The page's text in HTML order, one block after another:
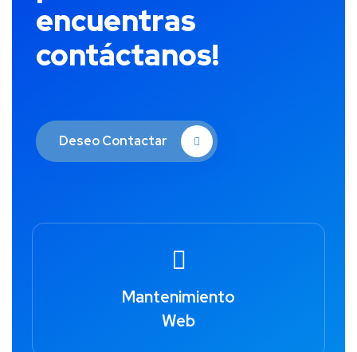
encuentras
contáctanos!
Deseo Contactar
Mantenimiento
Web